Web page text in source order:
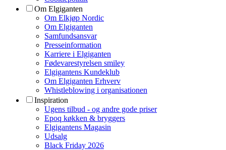
Om Elgiganten
Om Elkjøp Nordic
Om Elgiganten
Samfundsansvar
Presseinformation
Karriere i Elgiganten
Fødevarestyrelsen smiley
Elgigantens Kundeklub
Om Elgiganten Erhverv
Whistleblowing i organisationen
Inspiration
Ugens tilbud - og andre gode priser
Epoq køkken & bryggers
Elgigantens Magasin
Udsalg
Black Friday 2026